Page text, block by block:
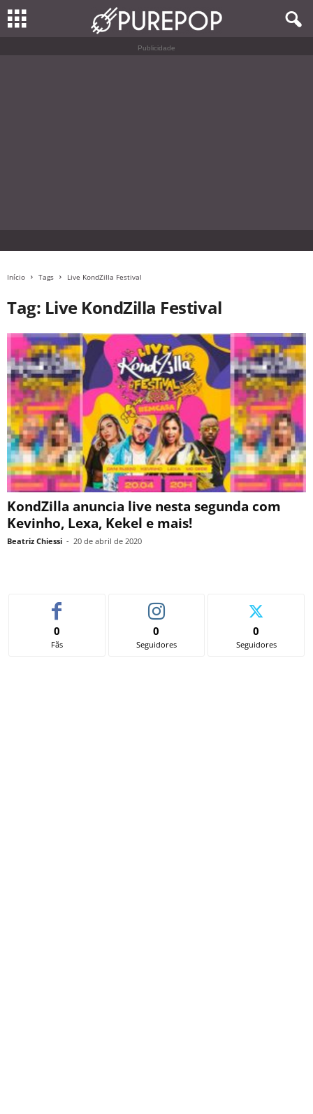
Publicidade
Início Tags Live KondZilla Festival
Tag: Live KondZilla Festival
KondZilla anuncia live nesta segunda com
Kevinho, Lexa, Kekel e mais!
Beatriz Chiessi - 20 de abril de 2020
0
Fãs
0
Seguidores
0
Seguidores